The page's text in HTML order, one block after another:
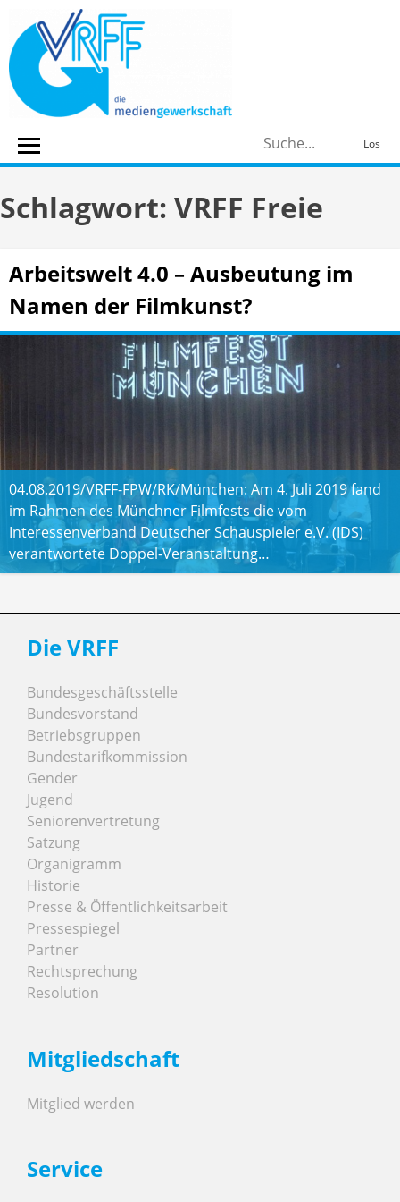
content
Los
Schlagwort: VRFF Freie
Arbeitswelt 4.0 – Ausbeutung im
Namen der Filmkunst?
04.08.2019/VRFF-FPW/RK/München: Am 4. Juli 2019 fand
im Rahmen des Münchner Filmfests die vom
Interessenverband Deutscher Schauspieler e.V. (IDS)
verantwortete Doppel-Veranstaltung…
Die VRFF
Bundesgeschäftsstelle
Bundesvorstand
Betriebsgruppen
Bundestarifkommission
Gender
Jugend
Seniorenvertretung
Satzung
Organigramm
Historie
Presse & Öffentlichkeitsarbeit
Pressespiegel
Partner
Rechtsprechung
Resolution
Mitgliedschaft
Mitglied werden
Service